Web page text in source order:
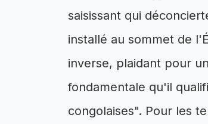
saisissant qui
installé au sommet de
inverse, plaidant pour
fondamentale qu'il
congolaises". Pour les